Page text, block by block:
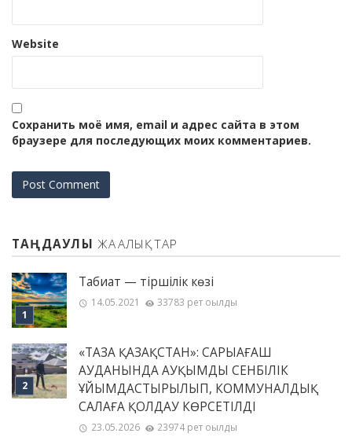
Website
Сохранить моё имя, email и адрес сайта в этом
браузере для последующих моих комментариев.
ТАҢДАУЛЫ ЖАҢАЛЫҚТАР
Табиғат — тіршілік көзі
14.05.2021 33783 рет оқылды
«ТАЗА ҚАЗАҚСТАН»: САРЫАҒАШ
АУДАНЫНДА АУҚЫМДЫ СЕНБІЛІК
ҰЙЫМДАСТЫРЫЛЫП, КОММУНАЛДЫҚ
САЛАҒА ҚОЛДАУ КӨРСЕТІЛДІ
23.05.2026 23974 рет оқылды